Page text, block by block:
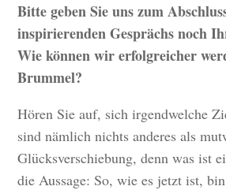
Bitte geben Sie uns zum
inspirierenden Gesprächs noch
Wie können wir erfolgreicher
Brummel?
Hören Sie auf, sich irgendwelche
sind nämlich nichts anderes als
Glücksverschiebung, denn was ist
die Aussage: So, wie es jetzt ist,